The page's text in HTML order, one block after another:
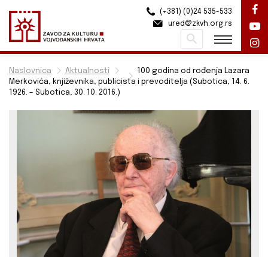
Naslovnica Aktualnosti
100 godina od rođenja Lazara
Merkovića, književnika, publicista i prevoditelja (Subotica, 14. 6.
1926. – Subotica, 30. 10. 2016.)
(+381) (0)24 535-533
ured@zkvh.org.rs
Pretraži